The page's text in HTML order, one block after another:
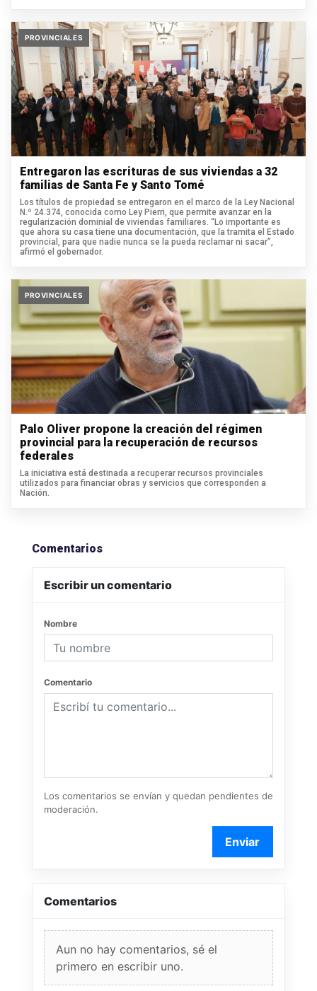
PROVINCIALES
Entregaron las escrituras de sus viviendas a 32
familias de Santa Fe y Santo Tomé
Los títulos de propiedad se entregaron en el marco de la Ley Nacional
N.º 24.374, conocida como Ley Pierri, que permite avanzar en la
regularización dominial de viviendas familiares. “Lo importante es
que ahora su casa tiene una documentación, que la tramita el Estado
provincial, para que nadie nunca se la pueda reclamar ni sacar”,
afirmó el gobernador.
PROVINCIALES
Palo Oliver propone la creación del régimen
provincial para la recuperación de recursos
federales
La iniciativa está destinada a recuperar recursos provinciales
utilizados para financiar obras y servicios que corresponden a
Nación.
Comentarios
Escribir un comentario
Nombre
Comentario
Los comentarios se envían y quedan pendientes de
moderación.
Enviar
Comentarios
Aun no hay comentarios, sé el
primero en escribir uno.